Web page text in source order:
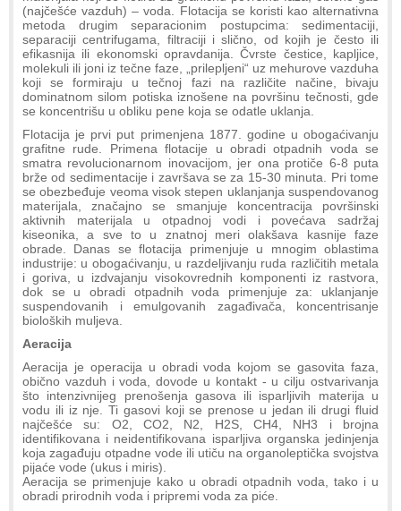
(najčešće vazduh) – voda. Flotacija se koristi kao alternativna
metoda drugim separacionim postupcima: sedimentaciji,
separaciji centrifugama, filtraciji i slično, od kojih je često ili
efikasnija ili ekonomski opravdanija. Čvrste čestice, kapljice,
molekuli ili joni iz tečne faze, „prilepljeni“ uz mehurove vazduha
koji se formiraju u tečnoj fazi na različite načine, bivaju
dominatnom silom potiska iznošene na površinu tečnosti, gde
se koncentrišu u obliku pene koja se odatle uklanja.
Flotacija je prvi put primenjena 1877. godine u obogaćivanju
grafitne rude. Primena flotacije u obradi otpadnih voda se
smatra revolucionarnom inovacijom, jer ona protiče 6-8 puta
brže od sedimentacije i završava se za 15-30 minuta. Pri tome
se obezbeđuje veoma visok stepen uklanjanja suspendovanog
materijala, značajno se smanjuje koncentracija površinski
aktivnih materijala u otpadnoj vodi i povećava sadržaj
kiseonika, a sve to u znatnoj meri olakšava kasnije faze
obrade. Danas se flotacija primenjuje u mnogim oblastima
industrije: u obogaćivanju, u razdeljivanju ruda različitih metala
i goriva, u izdvajanju visokovrednih komponenti iz rastvora,
dok se u obradi otpadnih voda primenjuje za: uklanjanje
suspendovanih i emulgovanih zagađivača, koncentrisanje
bioloških muljeva.
Aeracija
Aeracija je operacija u obradi voda kojom se gasovita faza,
obično vazduh i voda, dovode u kontakt - u cilju ostvarivanja
što intenzivnijeg prenošenja gasova ili isparljivih materija u
vodu ili iz nje. Ti gasovi koji se prenose u jedan ili drugi fluid
najčešće su: O2, CO2, N2, H2S, CH4, NH3 i brojna
identifikovana i neidentifikovana isparljiva organska jedinjenja
koja zagađuju otpadne vode ili utiču na organoleptička svojstva
pijaće vode (ukus i miris).
Aeracija se primenjuje kako u obradi otpadnih voda, tako i u
obradi prirodnih voda i pripremi voda za piće.